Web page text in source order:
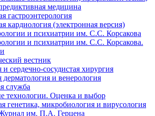
медицина
гастроэнтерология
кардиология (электронная версия)
и психиатрии им. С.С. Корсакова
и психиатрии им. С.С. Корсакова.
вестник
сердечно-сосудистая хирургия
и венерология
служба
технологии. Оценка и выбор
генетика, микробиология и вирусология
им. П.А. Герцена